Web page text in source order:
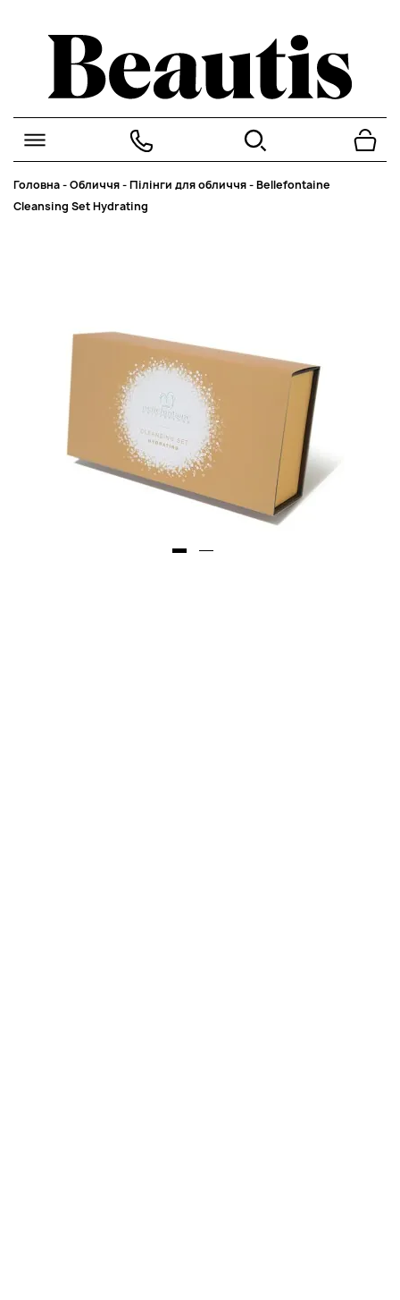
Головна-Обличчя-Пілінги для обличчя-Bellefontaine
Cleansing Set Hydrating